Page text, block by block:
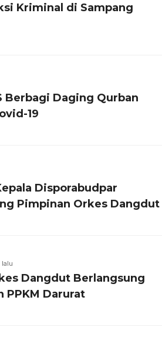
Kriminal di Sampang
Berbagi Daging Qurban
19
Disporabudpar
Pimpinan Orkes Dangdut
lalu
Dangdut Berlangsung
PPKM Darurat